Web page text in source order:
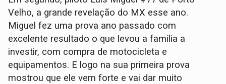
Velho, a grande revelação do MX esse ano.
Miguel fez uma prova ano passado com
excelente resultado o que levou a família a
investir, com compra de motocicleta e
equipamentos. E logo na sua primeira prova
mostrou que ele vem forte e vai dar muito